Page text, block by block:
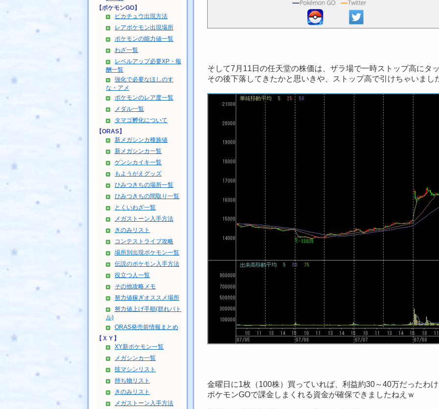
【ポケモンGO】
ピカチュウ出現方法
レアポケモン出現場所
ポケモンの能力値一覧
わざ一覧
レベルアップ必要XP・報
酬一覧
強化で必要なほしのす
な・アメ
ポケモンのレア度一覧
メダル一覧
タマゴ孵化について
【ORAS】
新メガシンカ種族値
新メガシンカ一覧
ゲンシカイキ一覧
もようがえグッズ
ひみつきちの場所一覧
ひみつきちの間取り一覧
とくいわざ一覧
メガストーン入手方法
きのみリスト
コンテストライブ攻略
場所別出現ポケモン一覧
伝説のポケモン入手方法
役立つ人一覧
その他攻略メモ
努力値稼ぎオススメ場所
努力値上げ手順(群れバト
ル)
ORAS発売前情報まとめ
【ＸＹ】
XY新ポケモン一覧
メガシンカ一覧
技マシンリスト
持ち物リスト
きのみリスト
メガストーン入手方法
そして7月11日の任天堂の株価は、ザラ場で一時ストップ高にタ
その後下落してきたかと思いきや、ストップ高で引けちゃいまし
金曜日に1枚（100株）買っていれば、利益約30～40万だったわ
ポケモンGOで課金しまくれる資金が確保できましたねえｗ